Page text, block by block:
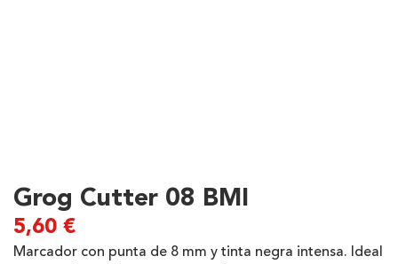
Grog Cutter 08 BMI
5,60 €
Marcador con punta de 8 mm y tinta negra intensa. Ideal